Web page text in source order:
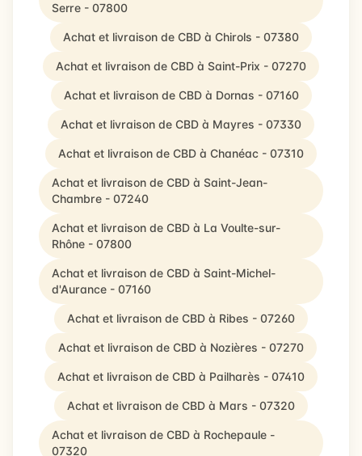
Serre - 07800
Achat et livraison de CBD à Chirols - 07380
Achat et livraison de CBD à Saint-Prix - 07270
Achat et livraison de CBD à Dornas - 07160
Achat et livraison de CBD à Mayres - 07330
Achat et livraison de CBD à Chanéac - 07310
Achat et livraison de CBD à Saint-Jean-
Chambre - 07240
Achat et livraison de CBD à La Voulte-sur-
Rhône - 07800
Achat et livraison de CBD à Saint-Michel-
d'Aurance - 07160
Achat et livraison de CBD à Ribes - 07260
Achat et livraison de CBD à Nozières - 07270
Achat et livraison de CBD à Pailharès - 07410
Achat et livraison de CBD à Mars - 07320
Achat et livraison de CBD à Rochepaule -
07320